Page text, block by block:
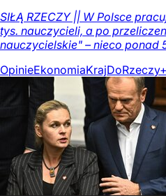
SIŁĄ RZECZY || W Polsce
tys. nauczycieli, a po
nauczycielskie" – nieco ponad
OpinieEkonomiaKrajDoRzeczy+